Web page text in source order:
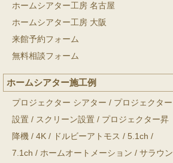
ホームシアター工房 名古屋
ホームシアター工房 大阪
来館予約フォーム
無料相談フォーム
ホームシアター施工例
プロジェクター シアター / プロジェクター
設置 / スクリーン設置 / プロジェクター昇
降機 / 4K / ドルビーアトモス / 5.1ch /
7.1ch / ホームオートメーション / サラウン